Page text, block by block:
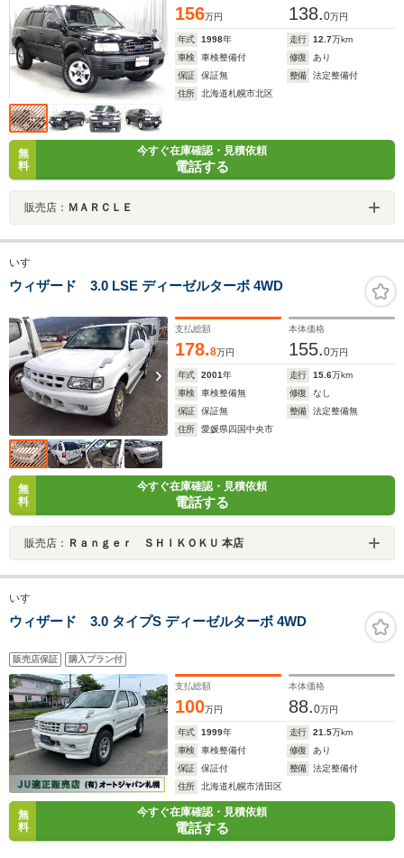
156万円 138.0万円
年式 1998年 走行 12.7万km
車検
車検整備付 修復
あり
保証
保証無 整備
法定整備付
住所
北海道札幌市北区
無
料
今すぐ在庫確認・見積依頼
電話する
販売店： ＭＡＲＣＬＥ
いすゞ
ウィザード 3.0 LSE ディーゼルターボ 4WD
支払総額
178.8万円
本体価格
155.0万円
年式 2001年 走行 15.6万km
車検
車検整備無 修復
なし
保証
保証無 整備
法定整備無
住所
愛媛県四国中央市
無
料
今すぐ在庫確認・見積依頼
電話する
販売店： Ｒａｎｇｅｒ ＳＨＩＫＯＫＵ 本店
いすゞ
ウィザード 3.0 タイプS ディーゼルターボ 4WD
販売店保証 購入プラン付
支払総額
100万円
本体価格
88.0万円
年式 1999年 走行 21.5万km
車検
車検整備付 修復
あり
保証
保証付 整備
法定整備付
住所
北海道札幌市清田区
無
料
今すぐ在庫確認・見積依頼
電話する